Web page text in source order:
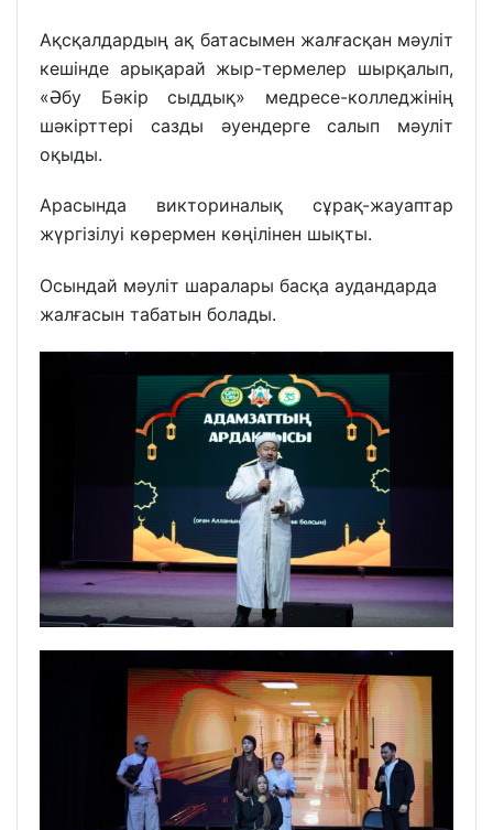
Ақсқалдардың ақ батасымен жалғасқан мәуліт
кешінде арықарай жыр-термелер шырқалып,
«Әбу Бәкір сыддық» медресе-колледжінің
шәкірттері сазды әуендерге салып мәуліт
оқыды.
Арасында викториналық сұрақ-жауаптар
жүргізілуі көрермен көңілінен шықты.
Осындай мәуліт шаралары басқа аудандарда
жалғасын табатын болады.